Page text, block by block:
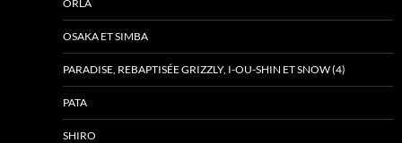
ORLA
OSAKA ET SIMBA
PARADISE, REBAPTISÉE GRIZZLY, I-OU-SHIN ET SNOW (4)
PATA
SHIRO